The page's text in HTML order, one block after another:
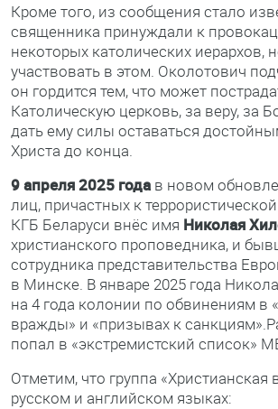
Кроме того, из сообщения стало
священника принуждали к
некоторых католических иерархов,
участвовать в этом. Околотович
он гордится тем, что может
Католическую церковь, за веру, за
дать ему силы оставаться
Христа до конца.
9 апреля 2025 годав новом
лиц, причастных к
КГБ Беларуси внёс имя Николая
христианского проповедника, и
сотрудника представительства
в Минске. В январе 2025 года
на 4 года колонии по обвинениям в
вражды» и «призывах к
попал в «экстремистский список»
Отметим, что группа «Христианская
русском и английском языках: